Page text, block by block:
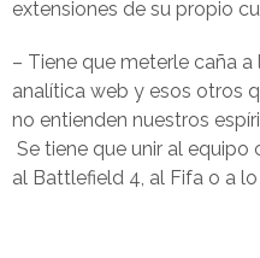
extensiones de su propio
– Tiene que meterle caña
analítica web y esos otros
no entienden nuestros
Se tiene que unir al
al Battlefield 4, al Fifa o a